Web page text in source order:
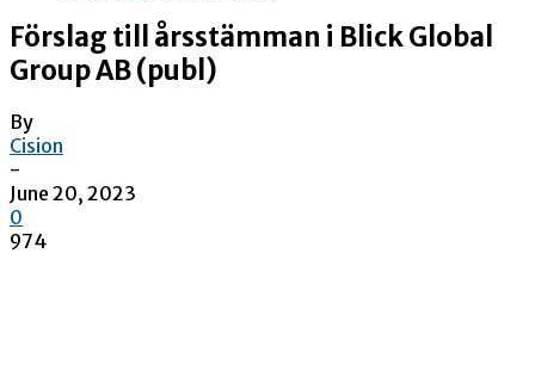
Förslag till årsstämman i Blick Global
Group AB (publ)
By
Cision
-
June 20, 2023
0
974